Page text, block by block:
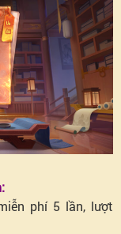
phí 5 lần, lượt